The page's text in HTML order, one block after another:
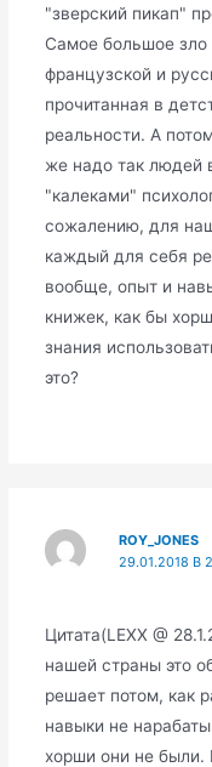
"зверский пикап"
Самое большое зло
французской и
прочитанная в
реальности. А
же надо так людей
"калеками"
сожалению, для
каждый для себя
вообще, опыт и
книжек, как бы
знания
это?
ROY_JONES
29.01.2018 В
Цитата(LEXX @
нашей страны это
решает потом, как
навыки не
хорши они не были.